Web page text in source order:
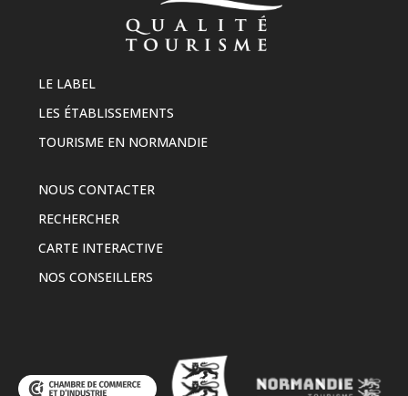
LE LABEL
LES ÉTABLISSEMENTS
TOURISME EN NORMANDIE
NOUS CONTACTER
RECHERCHER
CARTE INTERACTIVE
NOS CONSEILLERS